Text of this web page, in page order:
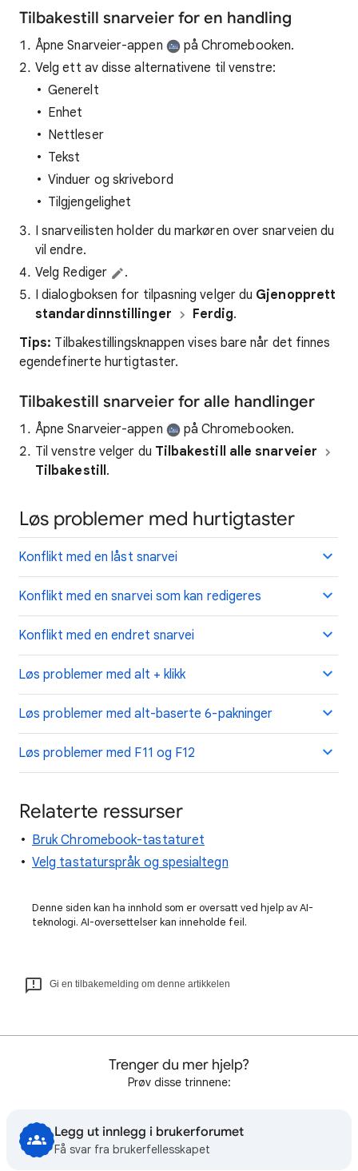
Tilbakestill snarveier for en handling
Åpne Snarveier-appen
på Chromebooken.
Velg ett av disse alternativene til venstre:
Generelt
Enhet
Nettleser
Tekst
Vinduer og skrivebord
Tilgjengelighet
I snarveilisten holder du markøren over snarveien du
vil endre.
Velg Rediger
.
I dialogboksen for tilpasning velger du Gjenopprett
standardinnstillinger
Ferdig.
Tips: Tilbakestillingsknappen vises bare når det finnes
egendefinerte hurtigtaster.
Tilbakestill snarveier for alle handlinger
Åpne Snarveier-appen
på Chromebooken.
Til venstre velger du Tilbakestill alle snarveier
Tilbakestill.
Løs problemer med hurtigtaster
Konflikt med en låst snarvei
Konflikt med en snarvei som kan redigeres
Konflikt med en endret snarvei
Løs problemer med alt + klikk
Løs problemer med alt-baserte 6-pakninger
Løs problemer med F11 og F12
Relaterte ressurser
Bruk Chromebook-tastaturet
Velg tastaturspråk og spesialtegn
Denne siden kan ha innhold som er oversatt ved hjelp av AI-
teknologi. AI-oversettelser kan inneholde feil.
Gi en tilbakemelding om denne artikkelen
Trenger du mer hjelp?
Prøv disse trinnene:
Legg ut innlegg i brukerforumet
Få svar fra brukerfellesskapet